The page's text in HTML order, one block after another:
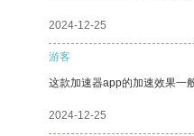
2024-12-25
游客
这款加速器app的加速效果一
2024-12-25